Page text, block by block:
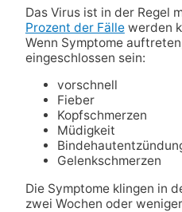
Das Virus ist in der Regel
Prozent der Fällewerden
Wenn Symptome
eingeschlossen sein:
vorschnell
Fieber
Kopfschmerzen
Müdigkeit
Gelenkschmerzen
Die Symptome klingen in
zwei Wochen oder